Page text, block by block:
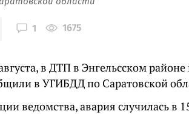
1 1675
в ДТП в Энгельсском
в УГИБДД по Саратовской
ведомства, авария случилась в